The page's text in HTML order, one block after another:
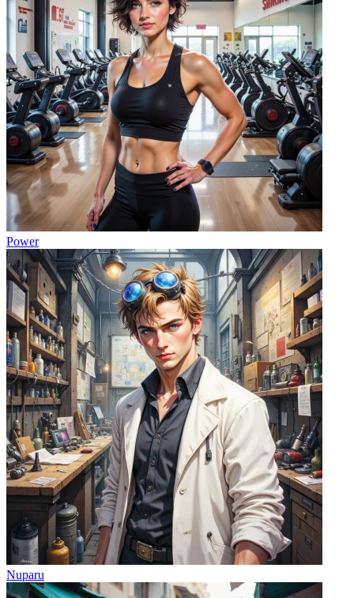
Power
Nuparu